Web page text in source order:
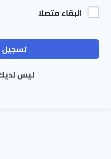
البقاء متصلا
تسجيل
ليس